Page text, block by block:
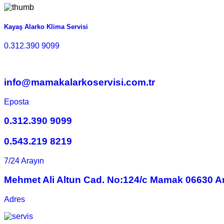
Kayaş Alarko Klima Servisi
0.312.390 9099
info@mamakalarkoservisi.com.tr
Eposta
0.312.390 9099
0.543.219 8219
7/24 Arayın
Mehmet Ali Altun Cad. No:124/c Mamak 06630
Adres